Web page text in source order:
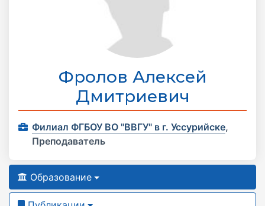
Фролов Алексей
Дмитриевич
Филиал ФГБОУ ВО "ВВГУ" в г. Уссурийске,
Преподаватель
Образование